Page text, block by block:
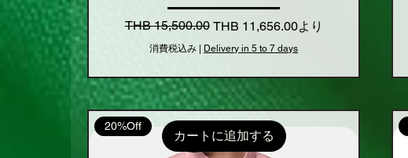
通常価格
THB 15,500.00 THB 11,656.00より
セール価格
消費税込み Delivery in 5 to 7 days
カートに追加する
20%Off